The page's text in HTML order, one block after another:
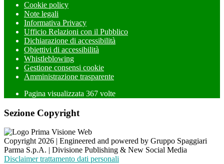
Cookie policy
Note legali
Informativa Privacy
Ufficio Relazioni con il Pubblico
Dichiarazione di accessibilità
Obiettivi di accessibilità
Whistleblowing
Gestione consensi cookie
Amministrazione trasparente
Pagina visualizzata 367 volte
Sezione Copyright
Copyright 2026 | Engineered and powered by Gruppo Spaggiari
Parma S.p.A. | Divisione Publishing & New Social Media
Disclaimer trattamento dati personali